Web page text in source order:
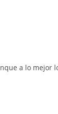
a lo mejor